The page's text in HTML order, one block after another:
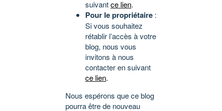
suivantce lien.
Pour le propriétaire :
Si vous souhaitez
rétablir l’accès à votre
blog, nous vous
invitons à nous
contacter en suivant
ce lien.
Nous espérons que ce blog
pourra être de nouveau